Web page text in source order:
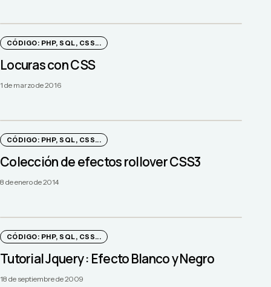
CÓDIGO: PHP, SQL, CSS...
Locuras con CSS
1 de marzo de 2016
CÓDIGO: PHP, SQL, CSS...
Colección de efectos rollover CSS3
8 de enero de 2014
CÓDIGO: PHP, SQL, CSS...
Tutorial Jquery : Efecto Blanco y Negro
18 de septiembre de 2009